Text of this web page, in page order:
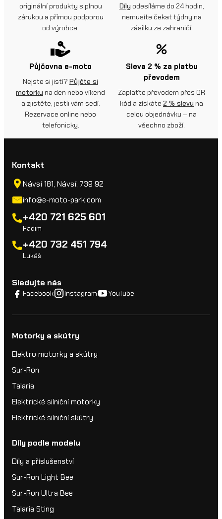
originální produkty s plnou
zárukou a přímou podporou
od výrobce.
Díly odesíláme do 24 hodin,
nemusíte čekat týdny na
zásilku ze zahraničí.
Půjčovna e-moto
Nejste si jistí? Půjčte si
motorku na den nebo víkend
a zjistěte, jestli vám sedí.
Rezervace online nebo
telefonicky.
Sleva 2 % za platbu
převodem
Zaplaťte převodem přes QR
kód a získáte 2 % slevu na
celou objednávku – na
všechno zboží.
Kontakt
Návsí 181, Návsí, 739 92
info@e-moto-park.com
+420 721 625 601
Radim
+420 732 451 794
Lukáš
Sledujte nás
Facebook Instagram YouTube
Motorky a skútry
Elektro motorky a skútry
Sur-Ron
Talaria
Elektrické silniční motorky
Elektrické silniční skútry
Díly podle modelu
Díly a příslušenství
Sur-Ron Light Bee
Sur-Ron Ultra Bee
Talaria Sting